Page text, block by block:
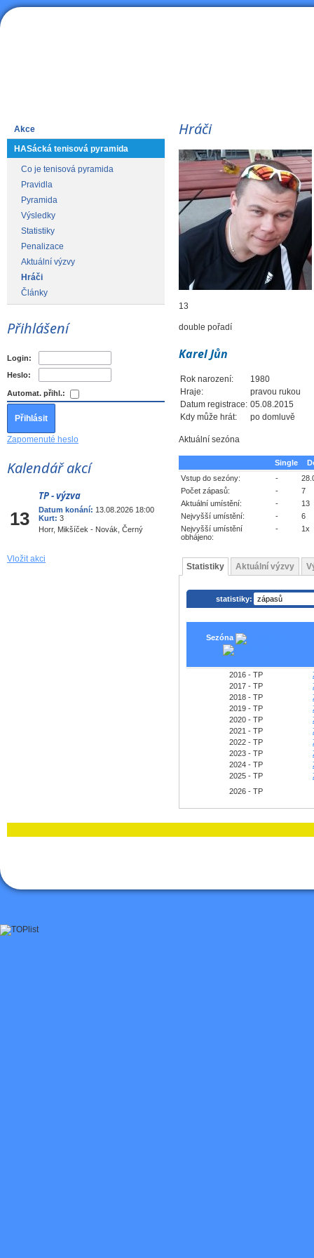
Akce
HASácká tenisová pyramida
Co je tenisová pyramida
Pravidla
Pyramida
Výsledky
Statistiky
Penalizace
Aktuální výzvy
Hráči
Články
Přihlášení
Login:
Heslo:
Automat. přihl.:
Zapomenuté heslo
Kalendář akcí
13
TP - výzva
Datum konání: 13.08.2026 18:00
Kurt: 3
Horr, Mikšíček - Novák, Černý
Vložit akci
Hráči
13
double pořadí
Karel Jůn
Rok narození:
1980
Hraje:
pravou rukou
Datum registrace: 05.08.2015
Kdy může hrát:
po domluvě
Aktuální sezóna
Single
Vstup do sezóny:
-
Počet zápasů:
-
7
Aktuální umístění:
-
13
Nejvyšší umístění:
-
6
Nejvyšší umístění
obhájeno:
- 1x
Statistiky Aktuální výzvy
statistiky:
Sezóna
2016 - TP
2017 - TP
2018 - TP
2019 - TP
2020 - TP
2021 - TP
2022 - TP
2023 - TP
2024 - TP
2025 - TP
2026 - TP